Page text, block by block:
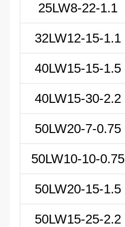
25LW8-22-1.1
32LW12-15-1.1
40LW15-15-1.5
40LW15-30-2.2
50LW20-7-0.75
50LW10-10-0.75
50LW20-15-1.5
50LW15-25-2.2